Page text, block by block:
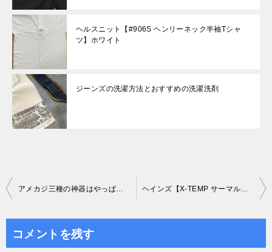
ヘルスニット【#906S ヘンリーネック半袖Tシャ
ツ】ホワイト
ジーンズの洗濯方法とおすすめの洗濯洗剤
投
ビ
アメカジ三種の神器はやっぱりTシャツ&ジーンズ&スニーカーだと思うんだ ヘインズ【X-TEMP サーマルヘンリー】ナチュラル
コメントを残す